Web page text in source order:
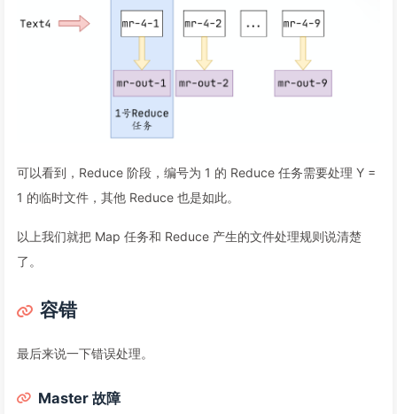
可以看到，Reduce 阶段，编号为 1 的 Reduce 任务需要处理 Y =
1 的临时文件，其他 Reduce 也是如此。
以上我们就把 Map 任务和 Reduce 产生的文件处理规则说清楚
了。
容错
最后来说一下错误处理。
Master 故障